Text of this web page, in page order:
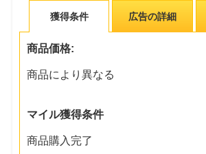
獲得条件 広告の詳細
商品価格:
商品により異なる
マイル獲得条件
商品購入完了